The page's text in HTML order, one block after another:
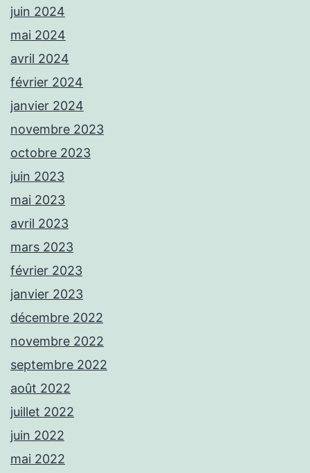
juin 2024
mai 2024
avril 2024
février 2024
janvier 2024
novembre 2023
octobre 2023
juin 2023
mai 2023
avril 2023
mars 2023
février 2023
janvier 2023
décembre 2022
novembre 2022
septembre 2022
août 2022
juillet 2022
juin 2022
mai 2022